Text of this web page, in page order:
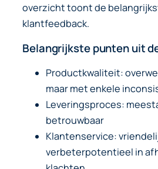
overzicht toont de
klantfeedback.
Belangrijkste punten uit
Productkwaliteit:
maar met enkele
Leveringsproces:
betrouwbaar
Klantenservice:
verbeterpotentieel in